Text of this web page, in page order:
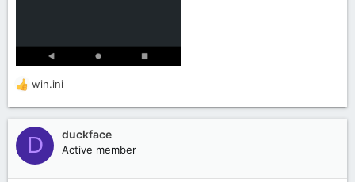
R
a
k
t
win.ini
D duckface
Active member